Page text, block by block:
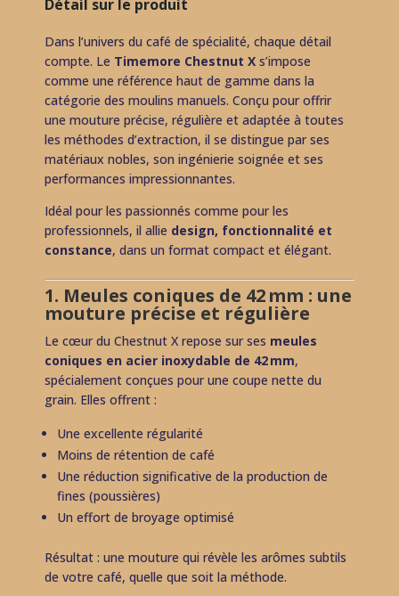
Détail sur le produit
Dans l’univers du café de spécialité, chaque détail
compte. Le Timemore Chestnut X s’impose
comme une référence haut de gamme dans la
catégorie des moulins manuels. Conçu pour offrir
une mouture précise, régulière et adaptée à toutes
les méthodes d’extraction, il se distingue par ses
matériaux nobles, son ingénierie soignée et ses
performances impressionnantes.
Idéal pour les passionnés comme pour les
professionnels, il allie design, fonctionnalité et
constance, dans un format compact et élégant.
1. Meules coniques de 42 mm : une
mouture précise et régulière
Le cœur du Chestnut X repose sur ses meules
coniques en acier inoxydable de 42 mm,
spécialement conçues pour une coupe nette du
grain. Elles offrent :
Une excellente régularité
Moins de rétention de café
Une réduction significative de la production de
fines (poussières)
Un effort de broyage optimisé
Résultat : une mouture qui révèle les arômes subtils
de votre café, quelle que soit la méthode.